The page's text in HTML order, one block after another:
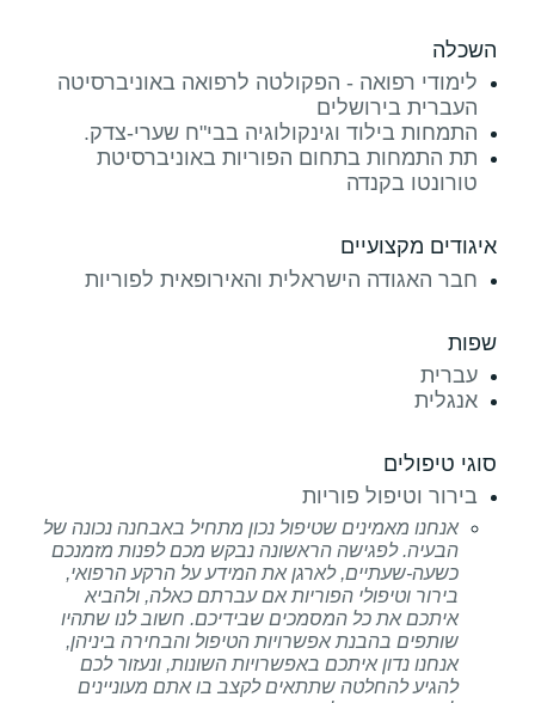
השכלה
לימודי רפואה - הפקולטה לרפואה באוניברסיטה
העברית בירושלים
התמחות בילוד וגינקולוגיה בבי"ח שערי-צדק.
תת התמחות בתחום הפוריות באוניברסיטת
טורונטו בקנדה
איגודים מקצועיים
חבר האגודה הישראלית והאירופאית לפוריות
שפות
עברית
אנגלית
סוגי טיפולים
בירור וטיפול פוריות
אנחנו מאמינים שטיפול נכון מתחיל באבחנה נכונה של
הבעיה. לפגישה הראשונה נבקש מכם לפנות מזמנכם
כשעה-שעתיים, לארגן את המידע על הרקע הרפואי,
בירור וטיפולי הפוריות אם עברתם כאלה, ולהביא
איתכם את כל המסמכים שבידיכם. חשוב לנו שתהיו
שותפים בהבנת אפשרויות הטיפול והבחירה ביניהן,
אנחנו נדון איתכם באפשרויות השונות, ונעזור לכם
להגיע להחלטה שתתאים לקצב בו אתם מעוניינים